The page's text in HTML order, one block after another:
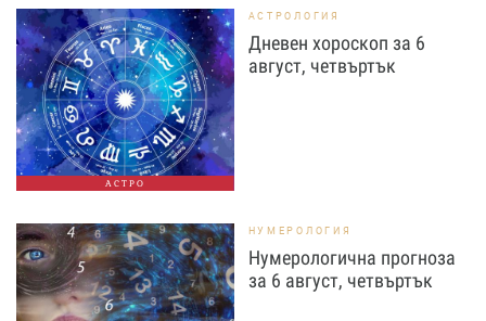
АСТРО
АСТРОЛОГИЯ
Дневен хороскоп за 6
август, четвъртък
НУМЕРОЛОГИЯ
Нумерологична прогноза
за 6 август, четвъртък